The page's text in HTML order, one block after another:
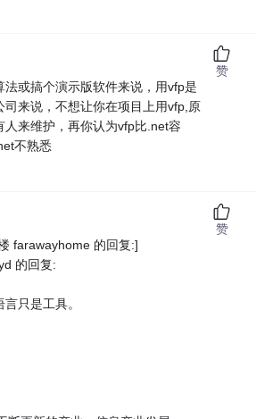
法或搞个演示版软件来说，用vfp是
司来说，不想让你在项目上用vfp,原
人来维护，再你认为vfp比.net容
不熟悉
赞
farawayhome 的回复:]
的回复:
只是工具。
赞